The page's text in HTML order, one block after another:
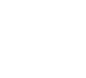
S09 -